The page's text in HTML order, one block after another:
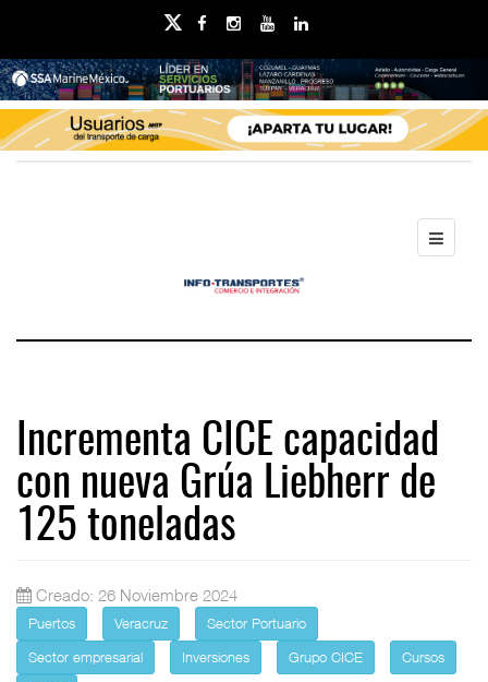
Incrementa CICE capacidad
con nueva Grúa Liebherr de
125 toneladas
Creado: 26 Noviembre 2024
Puertos Veracruz
Sector Portuario
Sector empresarial
Inversiones Grupo CICE
Cursos